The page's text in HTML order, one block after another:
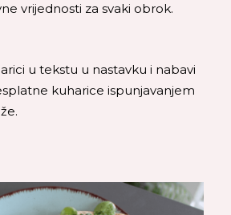
vrijednosti za svaki obrok.
u tekstu u nastavku i nabavi
kuharice ispunjavanjem